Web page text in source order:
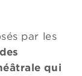
par les
des
qui